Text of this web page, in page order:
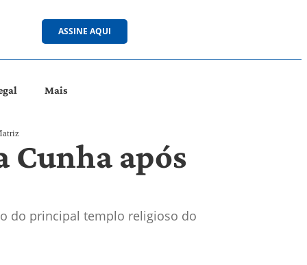
ASSINE AQUI
Mais
Cunha após
do principal templo religioso do